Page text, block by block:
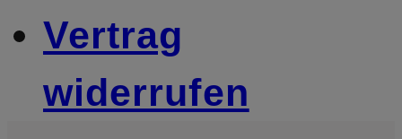
Vertrag
widerrufen